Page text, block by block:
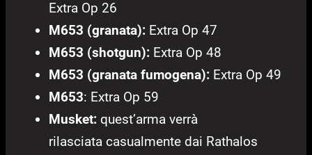
Extra Op 26
M653 (granata): Extra Op 47
M653 (shotgun): Extra Op 48
M653 (granata fumogena): Extra Op 49
M653: Extra Op 59
Musket: quest’arma verrà
rilasciata casualmente dai Rathalos